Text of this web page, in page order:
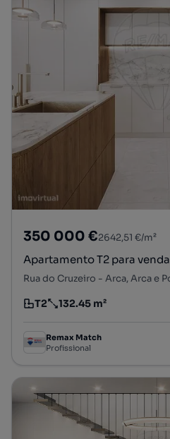
350 000 €2642,51 €/m²
Apartamento T2 para venda
Tipologia
T2
Preço por metro quadrado
132.45 m²
Remax Match
Profissional